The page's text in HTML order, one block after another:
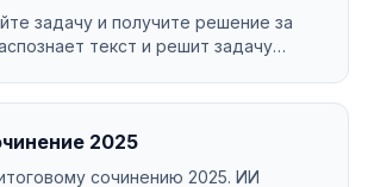
задачу и получите решение за
текст и решит задачу
2025
сочинению 2025. ИИ